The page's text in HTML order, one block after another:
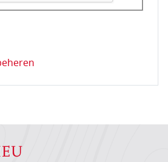
te controleren dat u een mens